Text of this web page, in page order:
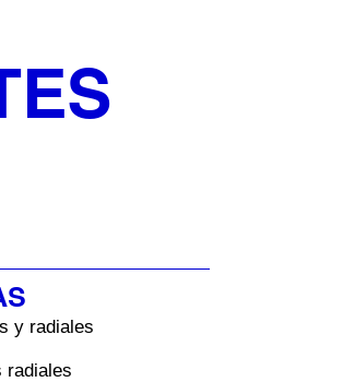
y radiales
radiales